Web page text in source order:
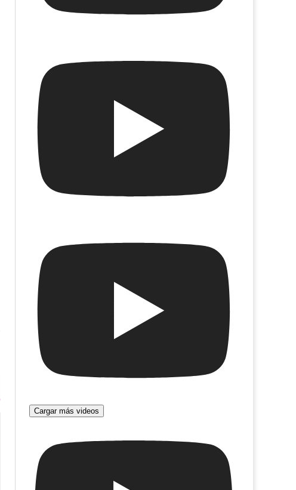
Esto se iba a llamar Proyecto Chejov ( Work
Sin Progress)
Cargar más videos